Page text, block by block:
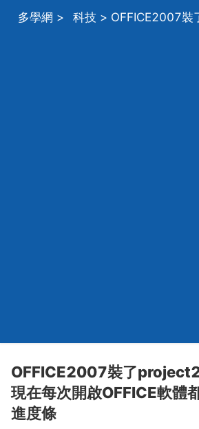
多學網 > 科技 > OFFICE2007裝
OFFICE2007裝了
現在每次開啟OFFICE軟體
進度條